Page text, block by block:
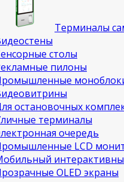
Терминалы
столы
пилоны
остановочных
терминалы
очередь
LCD
OLED экраны